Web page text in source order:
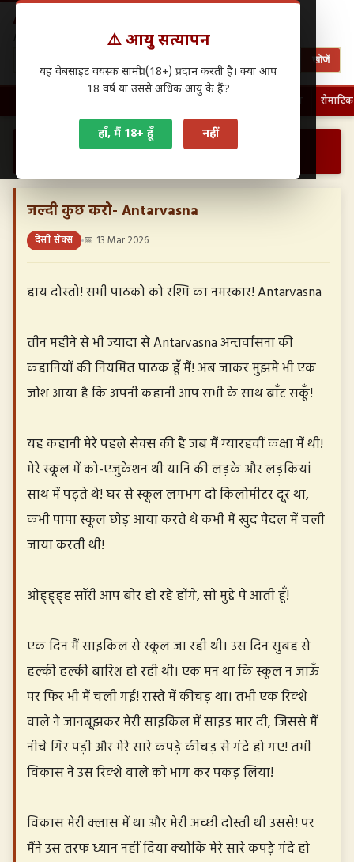
⚠️ आयु सत्यापन
यह वेबसाइट वयस्क सामग्री (18+) प्रदान करती है। क्या आप
18 वर्ष या उससे अधिक आयु के हैं?
हाँ, मैं 18+ हूँ नहीं
Antarwasna.in
Hindi Sex Stories – हिंदी सेक्स कहानियाँ
खोजें
रोमांटिक
देसी सेक्स › जल्दी कुछ करो- Antarvasna…
जल्दी कुछ करो- Antarvasna
देसी सेक्स 📅 13 Mar 2026
हाय दोस्तो! सभी पाठको को रश्मि का नमस्कार! Antarvasna
तीन महीने से भी ज्यादा से Antarvasna अन्तर्वासना की
कहानियों की नियमित पाठक हूँ मैं! अब जाकर मुझमे भी एक
जोश आया है कि अपनी कहानी आप सभी के साथ बाँट सकूँ!
यह कहानी मेरे पहले सेक्स की है जब मैं ग्यारहवीं कक्षा में थी!
मेरे स्कूल में को-एजुकेशन थी यानि की लड़के और लड़कियां
साथ में पढ़ते थे! घर से स्कूल लगभग दो किलोमीटर दूर था,
कभी पापा स्कूल छोड़ आया करते थे कभी मैं खुद पैदल में चली
जाया करती थी!
ओह्ह्ह्ह सॉरी आप बोर हो रहे होंगे, सो मुद्दे पे आती हूँ!
एक दिन मैं साइकिल से स्कूल जा रही थी। उस दिन सुबह से
हल्की हल्की बारिश हो रही थी। एक मन था कि स्कूल न जाऊँ
पर फिर भी मैं चली गई! रास्ते में कीचड़ था। तभी एक रिक्शे
वाले ने जानबूझकर मेरी साइकिल में साइड मार दी, जिससे मैं
नीचे गिर पड़ी और मेरे सारे कपड़े कीचड़ से गंदे हो गए! तभी
विकास ने उस रिक्शे वाले को भाग कर पकड़ लिया!
विकास मेरी क्लास में था और मेरी अच्छी दोस्ती थी उससे! पर
मैंने उस तरफ ध्यान नहीं दिया क्योंकि मेरे सारे कपड़े गंदे हो